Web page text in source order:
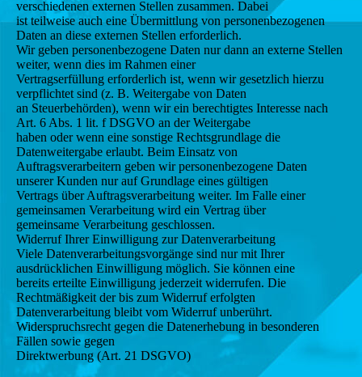
verschiedenen externen Stellen zusammen. Dabei
ist teilweise auch eine Übermittlung von personenbezogenen
Daten an diese externen Stellen erforderlich.
Wir geben personenbezogene Daten nur dann an externe Stellen
weiter, wenn dies im Rahmen einer
Vertragserfüllung erforderlich ist, wenn wir gesetzlich hierzu
verpflichtet sind (z. B. Weitergabe von Daten
an Steuerbehörden), wenn wir ein berechtigtes Interesse nach
Art. 6 Abs. 1 lit. f DSGVO an der Weitergabe
haben oder wenn eine sonstige Rechtsgrundlage die
Datenweitergabe erlaubt. Beim Einsatz von
Auftragsverarbeitern geben wir personenbezogene Daten
unserer Kunden nur auf Grundlage eines gültigen
Vertrags über Auftragsverarbeitung weiter. Im Falle einer
gemeinsamen Verarbeitung wird ein Vertrag über
gemeinsame Verarbeitung geschlossen.
Widerruf Ihrer Einwilligung zur Datenverarbeitung
Viele Datenverarbeitungsvorgänge sind nur mit Ihrer
ausdrücklichen Einwilligung möglich. Sie können eine
bereits erteilte Einwilligung jederzeit widerrufen. Die
Rechtmäßigkeit der bis zum Widerruf erfolgten
Datenverarbeitung bleibt vom Widerruf unberührt.
Widerspruchsrecht gegen die Datenerhebung in besonderen
Fällen sowie gegen
Direktwerbung (Art. 21 DSGVO)